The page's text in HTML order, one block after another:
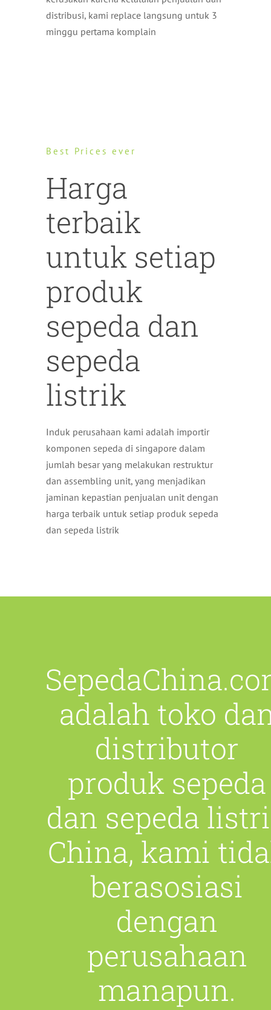
distribusi, kami replace langsung untuk 3
minggu pertama komplain
Best Prices ever
Harga
terbaik
untuk setiap
produk
sepeda dan
sepeda
listrik
Induk perusahaan kami adalah importir
komponen sepeda di singapore dalam
jumlah besar yang melakukan restruktur
dan assembling unit, yang menjadikan
jaminan kepastian penjualan unit dengan
harga terbaik untuk setiap produk sepeda
dan sepeda listrik
adalah toko
distributor
produk sepeda
dan sepeda
China, kami
berasosiasi
dengan
perusahaan
manapun.